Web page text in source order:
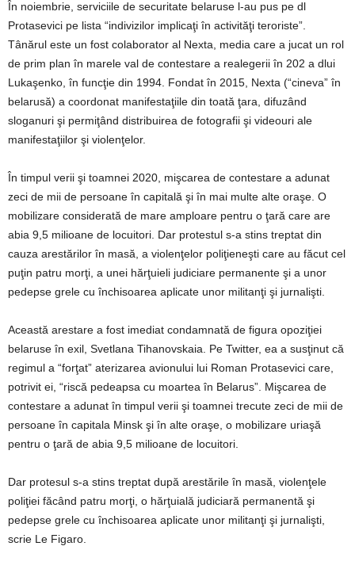
În noiembrie, serviciile de securitate belaruse l-au pus pe dl
Protasevici pe lista “indivizilor implicaţi în activităţi teroriste”.
Tânărul este un fost colaborator al Nexta, media care a jucat un rol
de prim plan în marele val de contestare a realegerii în 202 a dlui
Lukaşenko, în funcţie din 1994. Fondat în 2015, Nexta (“cineva” în
belarusă) a coordonat manifestaţiile din toată ţara, difuzând
sloganuri şi permiţând distribuirea de fotografii şi videouri ale
manifestaţiilor şi violenţelor.
În timpul verii şi toamnei 2020, mişcarea de contestare a adunat
zeci de mii de persoane în capitală şi în mai multe alte oraşe. O
mobilizare considerată de mare amploare pentru o ţară care are
abia 9,5 milioane de locuitori. Dar protestul s-a stins treptat din
cauza arestărilor în masă, a violenţelor poliţieneşti care au făcut cel
puţin patru morţi, a unei hărţuieli judiciare permanente şi a unor
pedepse grele cu închisoarea aplicate unor militanţi şi jurnalişti.
Această arestare a fost imediat condamnată de figura opoziţiei
belaruse în exil, Svetlana Tihanovskaia. Pe Twitter, ea a susţinut că
regimul a “forţat” aterizarea avionului lui Roman Protasevici care,
potrivit ei, “riscă pedeapsa cu moartea în Belarus”. Mişcarea de
contestare a adunat în timpul verii şi toamnei trecute zeci de mii de
persoane în capitala Minsk şi în alte oraşe, o mobilizare uriaşă
pentru o ţară de abia 9,5 milioane de locuitori.
Dar protesul s-a stins treptat după arestările în masă, violenţele
poliţiei făcând patru morţi, o hărţuială judiciară permanentă şi
pedepse grele cu închisoarea aplicate unor militanţi şi jurnalişti,
scrie Le Figaro.